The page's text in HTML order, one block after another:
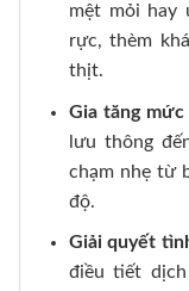
mệt mỏi hay
rực, thèm
thịt.
Gia tăng mức
lưu thông
chạm nhẹ từ
độ.
Giải quyết
điều tiết